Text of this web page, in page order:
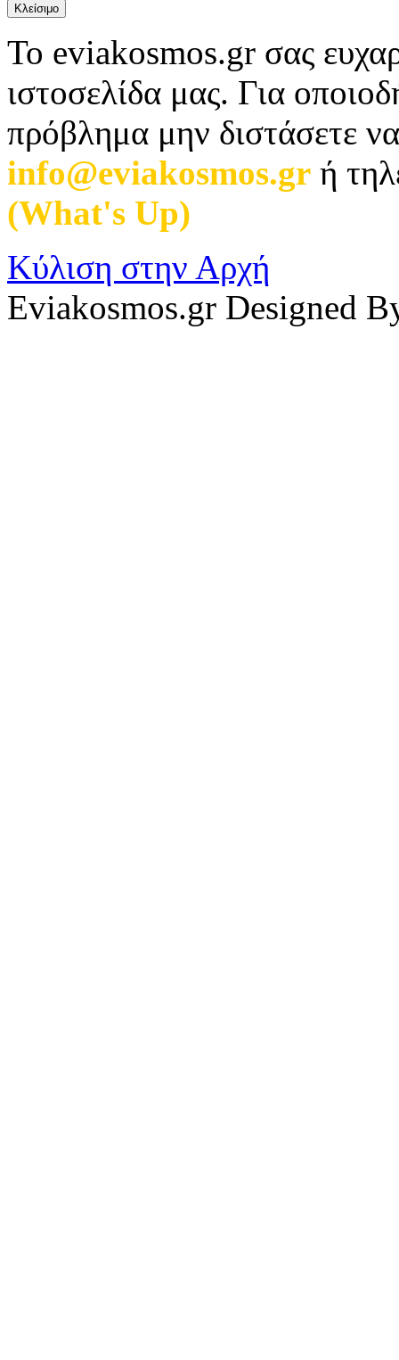
Κλείσιμο
Το eviakosmos.gr σας
ιστοσελίδα μας. Για
πρόβλημα μην διστάσετε
info@eviakosmos.gr ή
(What's Up)
Κύλιση στην Αρχή
Eviakosmos.gr Designed